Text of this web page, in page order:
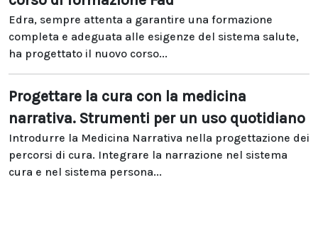
Edra, sempre attenta a garantire una formazione
completa e adeguata alle esigenze del sistema salute,
ha progettato il nuovo corso...
Progettare la cura con la medicina
narrativa. Strumenti per un uso quotidiano
Introdurre la Medicina Narrativa nella progettazione dei
percorsi di cura. Integrare la narrazione nel sistema
cura e nel sistema persona...